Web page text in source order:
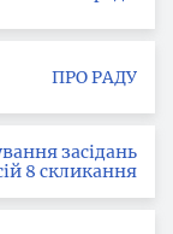
ПРО РАДУ
засідань
8 скликання